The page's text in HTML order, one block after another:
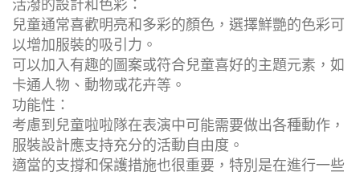
活潑的設計和色彩：
兒童通常喜歡明亮和多彩的顏色，選擇鮮艷的色彩可
以增加服裝的吸引力。
可以加入有趣的圖案或符合兒童喜好的主題元素，如
卡通人物、動物或花卉等。
功能性：
考慮到兒童啦啦隊在表演中可能需要做出各種動作，
服裝設計應支持充分的活動自由度。
適當的支撐和保護措施也很重要，特別是在進行一些